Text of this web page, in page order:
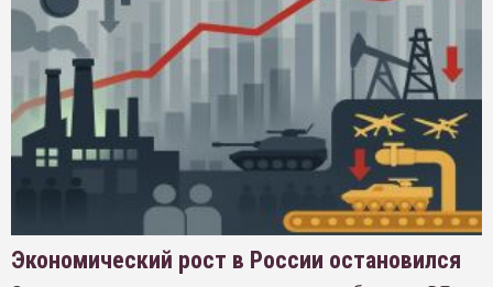
Экономический рост в России остановился